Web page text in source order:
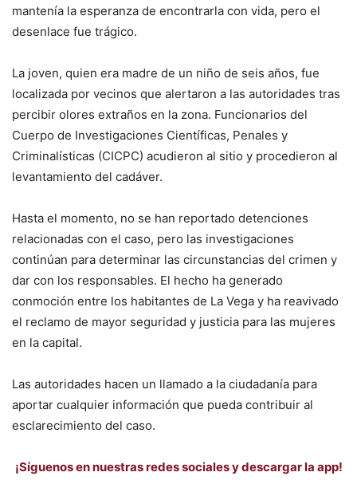
mantenía la esperanza de encontrarla con vida, pero el
desenlace fue trágico.
La joven, quien era madre de un niño de seis años, fue
localizada por vecinos que alertaron a las autoridades tras
percibir olores extraños en la zona. Funcionarios del
Cuerpo de Investigaciones Científicas, Penales y
Criminalísticas (CICPC) acudieron al sitio y procedieron al
levantamiento del cadáver.
Hasta el momento, no se han reportado detenciones
relacionadas con el caso, pero las investigaciones
continúan para determinar las circunstancias del crimen y
dar con los responsables. El hecho ha generado
conmoción entre los habitantes de La Vega y ha reavivado
el reclamo de mayor seguridad y justicia para las mujeres
en la capital.
Las autoridades hacen un llamado a la ciudadanía para
aportar cualquier información que pueda contribuir al
esclarecimiento del caso.
¡Síguenos en nuestras redes sociales y descargar la app!